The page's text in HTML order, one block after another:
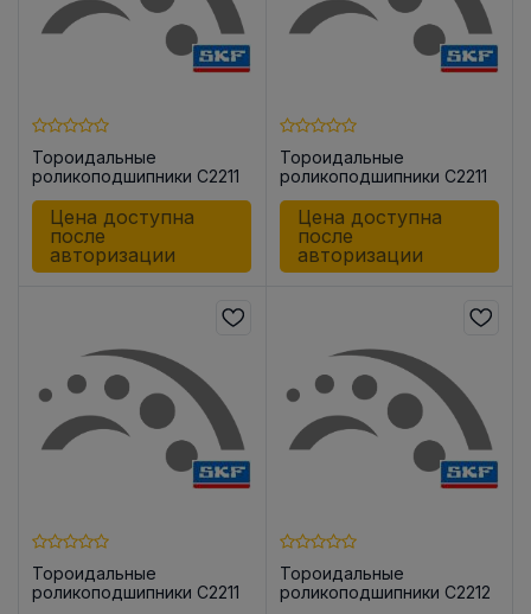
Тороидальные
роликоподшипники C2211
Цена доступна
после
авторизации
Тороидальные
роликоподшипники C2211
Цена доступна
после
авторизации
Тороидальные
роликоподшипники C2211
Тороидальные
роликоподшипники C2212